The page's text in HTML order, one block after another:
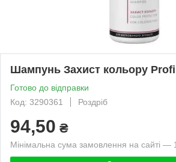
Шампунь Захист кольору
Готово до відправки
Код: 3290361
Роздріб
94,50 ₴
Мінімальна сума замовлення на сайті —